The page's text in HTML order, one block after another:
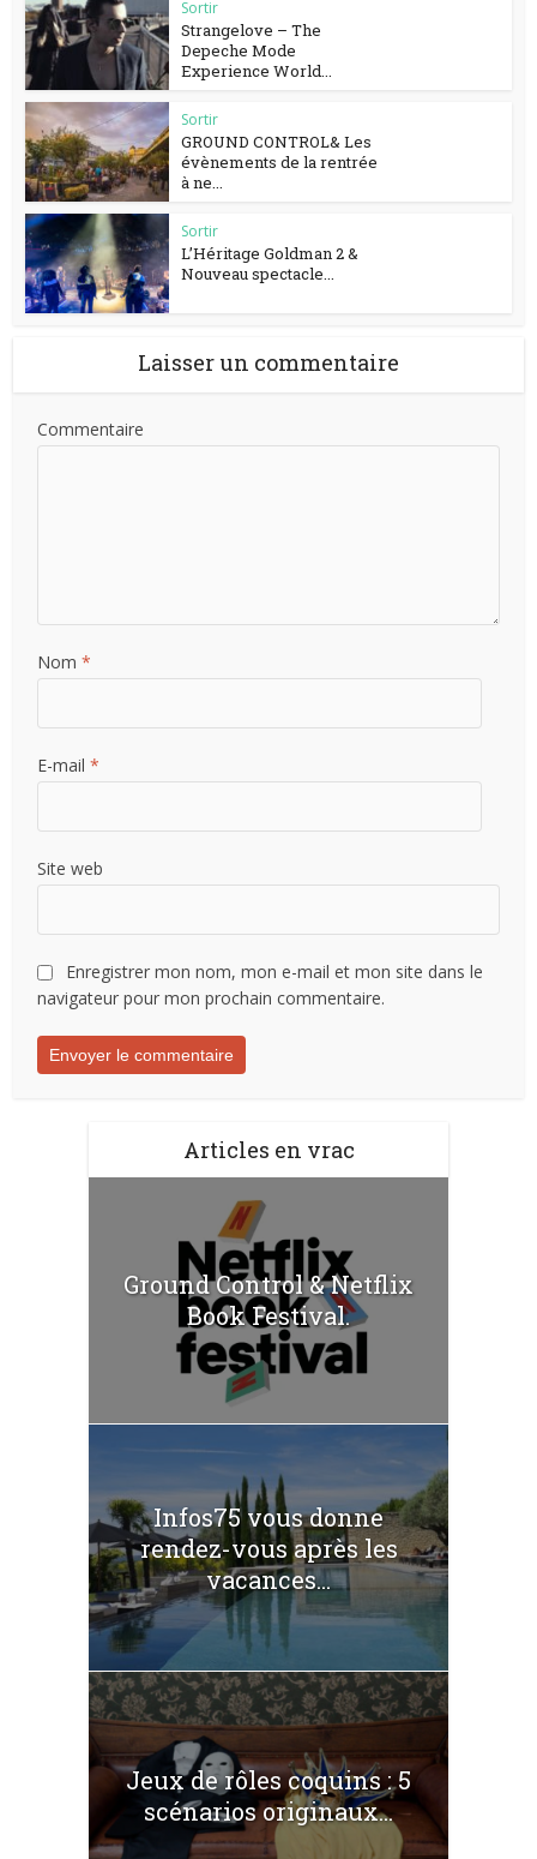
Sortir
Strangelove – The
Depeche Mode
Experience World...
Sortir
GROUND CONTROL& Les
évènements de la rentrée
à ne...
Sortir
L’Héritage Goldman 2 &
Nouveau spectacle...
Laisser un commentaire
Commentaire
Nom*
E-mail*
Site web
Enregistrer mon nom, mon e-mail et mon site dans le
navigateur pour mon prochain commentaire.
Articles en vrac
Ground Control & Netflix
Book Festival.
Infos75 vous donne
rendez-vous après les
vacances...
Jeux de rôles coquins : 5
scénarios originaux...